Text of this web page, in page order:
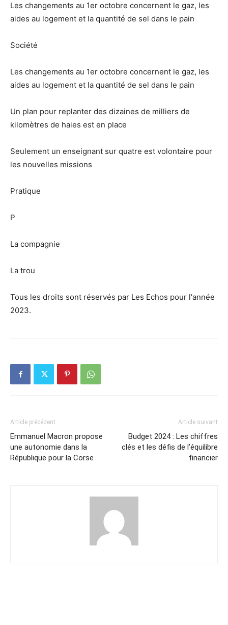
Les changements au 1er octobre concernent le gaz, les
aides au logement et la quantité de sel dans le pain
Société
Les changements au 1er octobre concernent le gaz, les
aides au logement et la quantité de sel dans le pain
Un plan pour replanter des dizaines de milliers de
kilomètres de haies est en place
Seulement un enseignant sur quatre est volontaire pour
les nouvelles missions
Pratique
P
La compagnie
La trou
Tous les droits sont réservés par Les Echos pour l'année
2023.
Article précédent
Emmanuel Macron propose
une autonomie dans la
République pour la Corse
Article suivant
Budget 2024 : Les chiffres
clés et les défis de l’équilibre
financier